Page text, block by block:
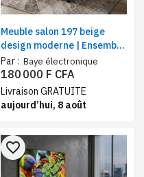
Meuble salon 197 beige
design moderne | Ensemble
table téléviseur + table
basse
Par : Baye électronique
180 000 F CFA
Livraison GRATUITE
aujourd’hui, 8 août
favorite_border